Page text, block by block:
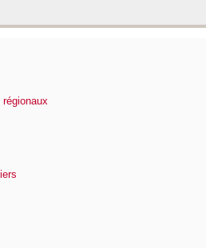
régionaux